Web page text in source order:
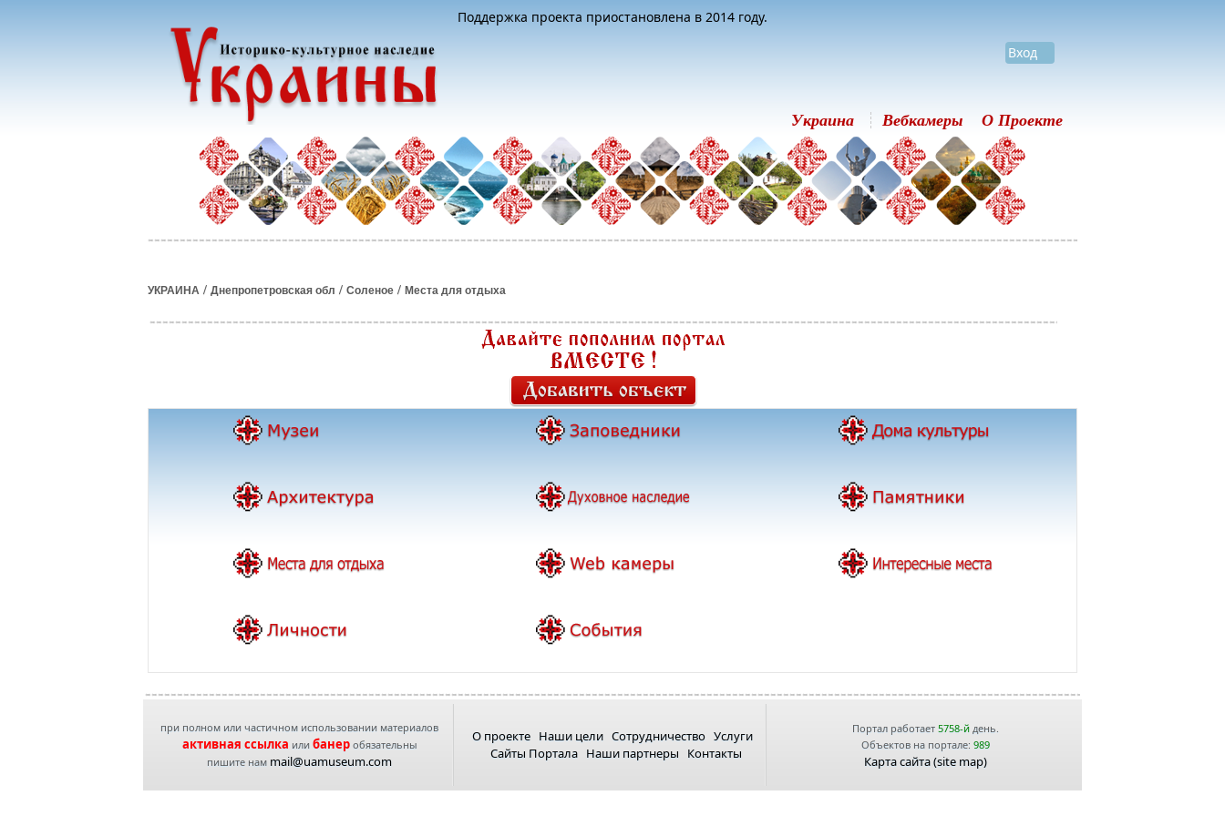
Поддержка проекта приостановлена в 2014 году.
Вход
Украина Вебкамеры О Проекте
УКРАИНА / Днепропетровская обл / Соленое / Места для отдыха
при полном или частичном использовании материалов
активная ссылка или банеробязательны
пишите нам mail@uamuseum.com
О проекте Наши цели Сотрудничество Услуги
Сайты Портала Наши партнеры Контакты
Портал работает 5758-йдень.
Объектов на портале: 989
Карта сайта (site map)